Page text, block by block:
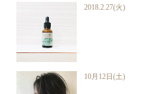
2018.2.27(火)
10月12日(土)